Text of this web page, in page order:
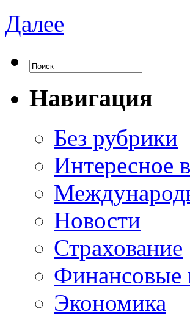
Далее
Навигация
Без рубрики
Интересное
Новости
Страхование
Финансовые
Экономика